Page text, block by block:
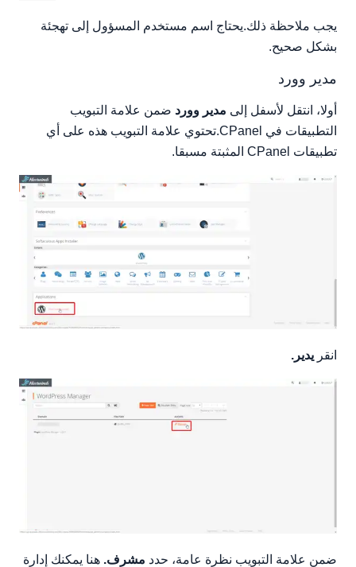
يجب ملاحظة ذلك.يحتاج اسم مستخدم المسؤول إلى تهجئة
بشكل صحيح.
مدير وورد
أولا، انتقل لأسفل إلى مدير وورد ضمن علامة التبويب
التطبيقات في CPanel.تحتوي علامة التبويب هذه على أي
تطبيقات CPanel المثبتة مسبقا.
انقر يدير.
ضمن علامة التبويب نظرة عامة، حدد مشرف. هنا يمكنك إدارة